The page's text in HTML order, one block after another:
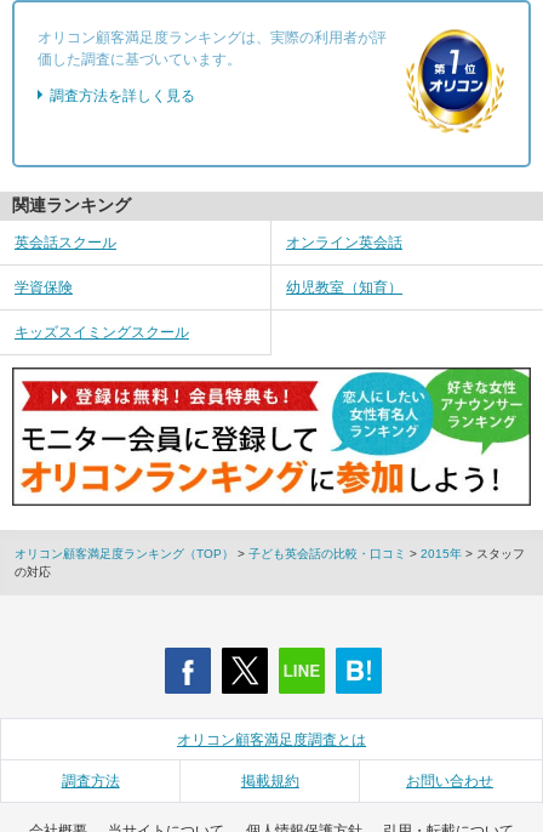
オリコン顧客満足度ランキングは、実際の利用者が評
価した調査に基づいています。
調査方法を詳しく見る
関連ランキング
英会話スクール オンライン英会話
学資保険 幼児教室（知育）
キッズスイミングスクール
オリコン顧客満足度ランキング（TOP） > 子ども英会話の比較・口コミ > 2015年 > スタッフ
の対応
オリコン顧客満足度調査とは
調査方法 掲載規約 お問い合わせ